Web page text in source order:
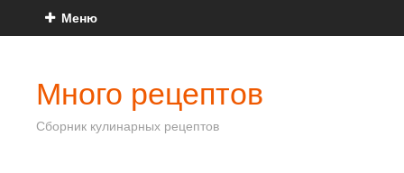
Меню
Много рецептов
Сборник кулинарных рецептов